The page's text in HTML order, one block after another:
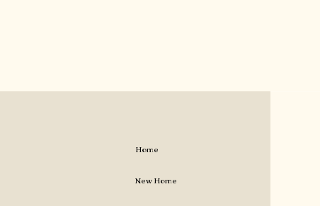
Home
New Home